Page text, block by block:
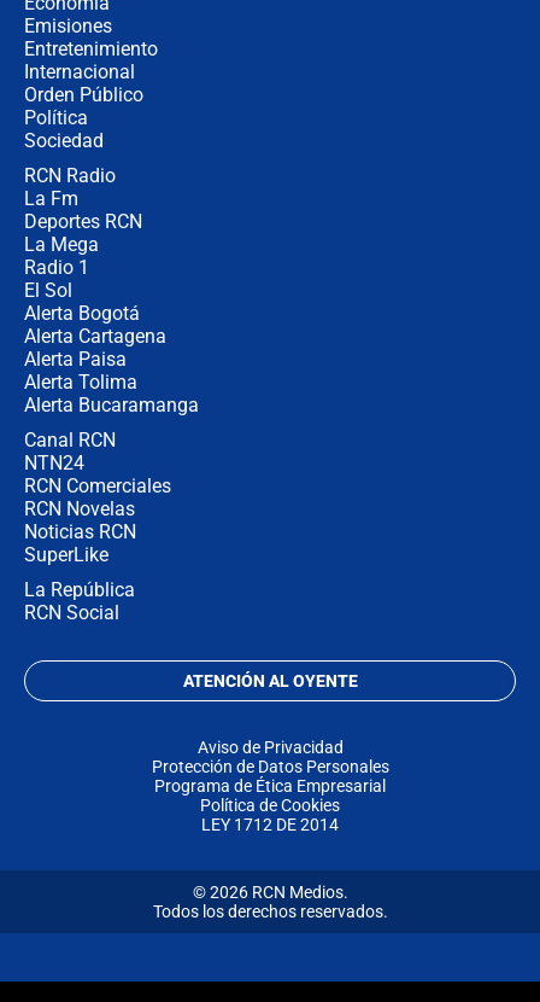
Emisiones
Entretenimiento
Internacional
Orden Público
Política
Sociedad
RCN Radio
La Fm
Deportes RCN
La Mega
Radio 1
El Sol
Alerta Bogotá
Alerta Cartagena
Alerta Paisa
Alerta Tolima
Alerta Bucaramanga
Canal RCN
NTN24
RCN Comerciales
RCN Novelas
Noticias RCN
SuperLike
La República
RCN Social
ATENCIÓN AL OYENTE
Aviso de Privacidad
Protección de Datos Personales
Programa de Ética Empresarial
Política de Cookies
LEY 1712 DE 2014
© 2026 RCN Medios.
Todos los derechos reservados.